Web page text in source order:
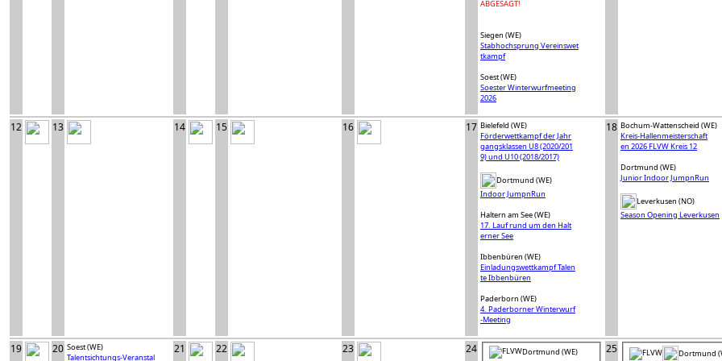
ABGESAGT!
Siegen (WE)
Stabhochsprung Vereinswet
tkampf
Soest (WE)
Soester Winterwurfmeeting
2026
12 13 14 15 16 17 Bielefeld (WE)
Förderwettkampf der Jahr
gangsklassen U8 (2020/201
9) und U10 (2018/2017)
Dortmund (WE)
Indoor JumpnRun
Haltern am See (WE)
17. Lauf rund um den Halt
erner See
Ibbenbüren (WE)
Einladungswettkampf Talen
te Ibbenbüren
Paderborn (WE)
4. Paderborner Winterwurf
-Meeting
18 Bochum-Wattenscheid (WE)
Kreis-Hallenmeisterschaft
en 2026 FLVW Kreis 12
Dortmund (WE)
Junior Indoor JumpnRun
Leverkusen (NO)
Season Opening Leverkusen
19 20 Soest (WE)
Talentsichtungs-Veranstal
21 22 23 24
Dortmund (WE)
25 Dortmund